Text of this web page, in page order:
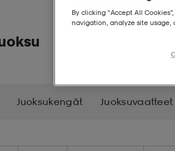
Juoksukengät Juoksuvaatteet
By clicking “Accept All
navigation, analyze site usage,